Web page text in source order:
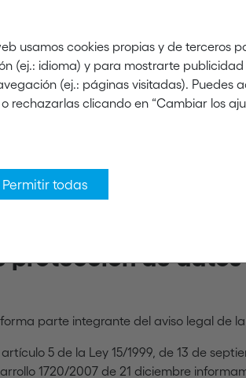
usamos cookies propias y de
(ej.: idioma) y para mostrarte
(ej.: páginas visitadas). Puedes
rechazarlas clicando en “Cambiar los
Permitir todas
S.A.
protección de datos
parte integrante del aviso legal de
5 de la Ley 15/1999, de 13 de
1720/2007 de 21 diciembre